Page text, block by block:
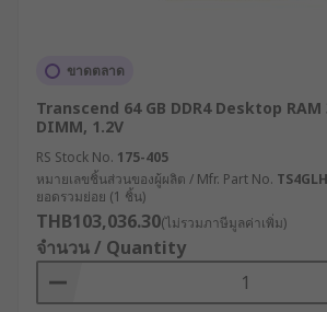
ขาดตลาด
Transcend 64 GB DDR4 Desktop
DIMM, 1.2V
RS Stock No. 175-405
หมายเลขชิ้นส่วนของผู้ผลิต / Mfr. Part No.
ยอดรวมย่อย (1 ชิ้น)
THB103,036.30(ไม่รวมภาษีมูลค่าเพิ่ม)
จำนวน / Quantity